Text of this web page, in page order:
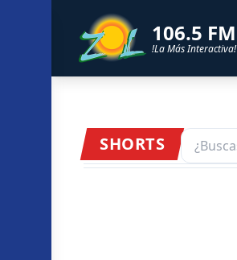
106.5 FM
!La Más Interactiva!
SHORTS